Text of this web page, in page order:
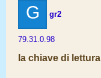
G gr2
79.31.0.98
la chiave di lettura